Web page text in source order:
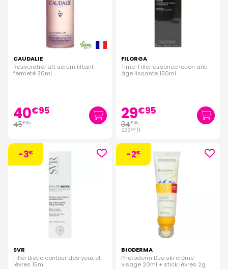
CAUDALIE
Resveratrol Lift sérum liftant
fermeté 30ml
40€95
45€95
FILORGA
Time-Filler essence lotion anti-
âge lissante 150ml
29€95
34€95
233€00/l.
-3€
SVR
Filler Biotic contour des yeux et
lèvres 15ml
-2€
BIODERMA
Photoderm Duo ski crème
visage 20ml + stick lèvres 2g